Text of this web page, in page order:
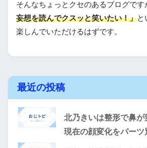
そんなちょっとクセのあるブログです
妄想を読んでクスッと笑いたい！」と
楽しんでいただけるはずです。
最近の投稿
北乃きいは整形で鼻が
現在の顔変化をパーツ